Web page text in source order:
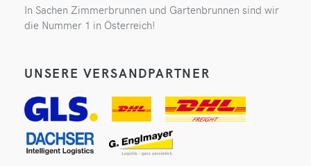
In Sachen Zimmerbrunnen und Gartenbrunnen sind wir
die Nummer 1 in Österreich!
UNSERE VERSANDPARTNER